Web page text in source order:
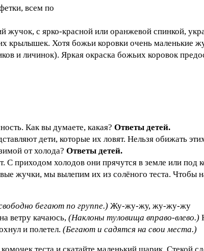
всем по
жучок, с ярко-красной или оранжевой спинкой,
крылышек. Хотя божьи коровки очень маленькие
и личинок). Яркая окраска божьих коровок
Как вы думаете, какая?Ответы детей.
дети, которые их ловят. Нельзя обижать
от холода?Ответы детей.
приходом холодов они прячутся в земле или под
жучки, мы вылепим их из солёного теста. Чтобы
бегают по группе.)Жу-жу-жу, жу-жу-жу
ветру качаюсь, (Наклоны туловища вправо-влево.)
и полетел. (Бегают и садятся на свои места.)